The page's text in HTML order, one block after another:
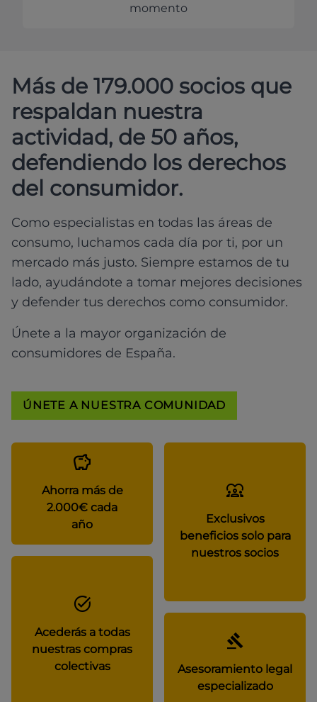
momento
Más de 179.000 socios que
respaldan nuestra
actividad, de 50 años,
defendiendo los derechos
del consumidor.
Como especialistas en todas las áreas de
consumo, luchamos cada día por ti, por un
mercado más justo. Siempre estamos de tu
lado, ayudándote a tomar mejores decisiones
y defender tus derechos como consumidor.
Únete a la mayor organización de
consumidores de España.
ÚNETE A NUESTRA COMUNIDAD
Ahorra más de
2.000€ cada
año
Exclusivos
beneficios solo para
nuestros socios
Acederás a todas
nuestras compras
colectivas
Asesoramiento legal
especializado